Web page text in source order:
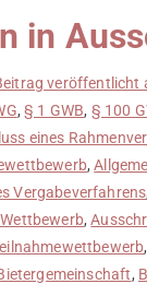
in
veröffentlicht
,§ 1 GWB, § 100
eines
,
Vergabeverfahrens,
,
,
,